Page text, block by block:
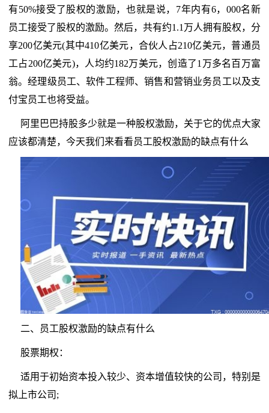
有50%接受了股权的激励，也就是说，7年内有6，000名新
员工接受了股权的激励。然后，共有约1.1万人拥有股权，分
享200亿美元(其中410亿美元，合伙人占210亿美元，普通员
工占200亿美元)，人均约182万美元，创造了1万多名百万富
翁。经理级员工、软件工程师、销售和营销业务员工以及支
付宝员工也将受益。
阿里巴巴持股多少就是一种股权激励，关于它的优点大家
应该都清楚，今天我们来看看员工股权激励的缺点有什么
二、员工股权激励的缺点有什么
股票期权：
适用于初始资本投入较少、资本增值较快的公司，特别是
拟上市公司;